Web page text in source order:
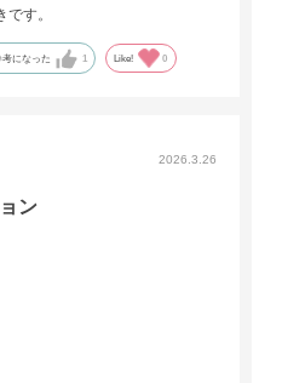
す。
考になった 1 Like! 0
2026.3.26
ン